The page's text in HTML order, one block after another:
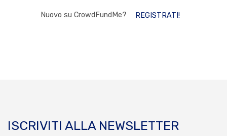
Nuovo su CrowdFundMe? REGISTRATI!
ISCRIVITI ALLA NEWSLETTER